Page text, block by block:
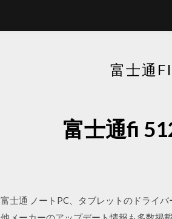
富士通
富士通fi
富士通 ノートPC、タブレットのドライ